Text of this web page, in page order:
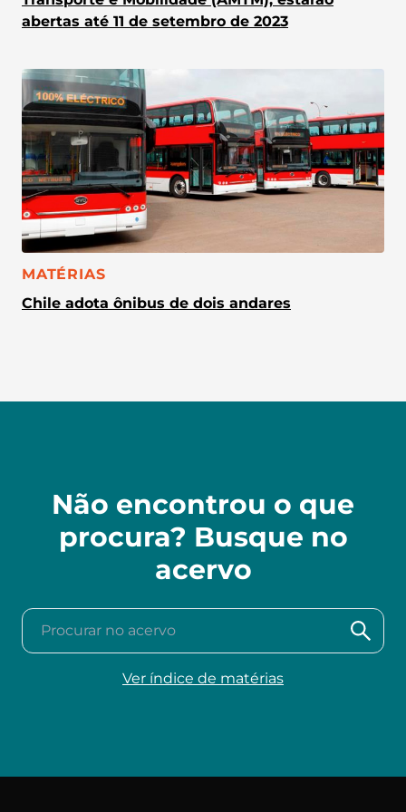
abertas até 11 de setembro de 2023
CATEGORIA:
MATÉRIAS
Chile adota ônibus de dois andares
Não encontrou o que
procura? Busque no
acervo
Procurar no acervo
Ver índice de matérias